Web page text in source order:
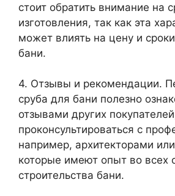
стоит обратить внимание на
изготовления, так как эта
может влиять на цену и
бани.
4. Отзывы и рекомендации.
сруба для бани полезно
отзывами других
проконсультироваться с
например, архитекторами
которые имеют опыт во всех
строительства бани.